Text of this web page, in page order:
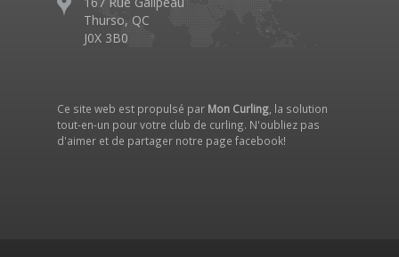
Thurso, QC
J0X 3B0
Ce site web est propulsé par Mon Curling , la solution
tout-en-un pour votre club de curling. N'oubliez pas
d'aimer et de partager notre page facebook!